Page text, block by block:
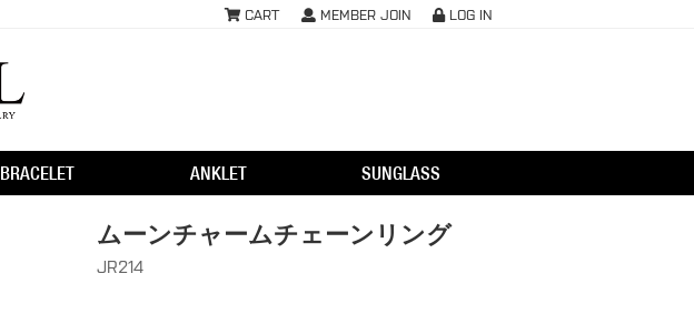
CART MEMBER JOIN LOG IN
BRACELET ANKLET SUNGLASS
ムーンチャームチェーンリング
JR214